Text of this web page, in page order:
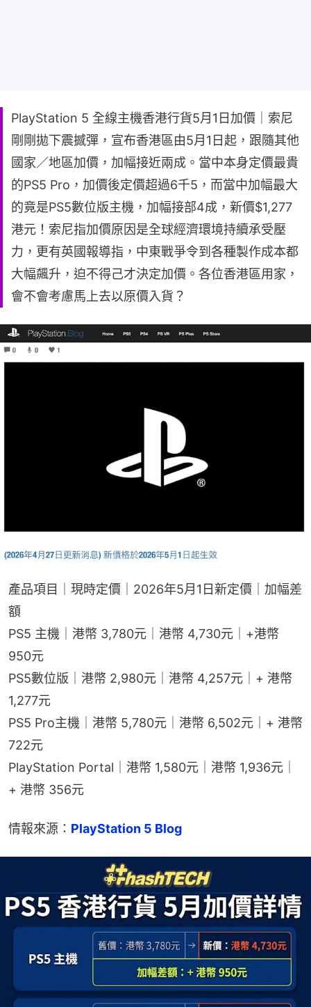
PlayStation 5 全線主機香港行貨5月1日加價｜索尼
剛剛拋下震撼彈，宣布香港區由5月1日起，跟隨其他
國家／地區加價，加幅接近兩成。當中本身定價最貴
的PS5 Pro，加價後定價超過6千5，而當中加幅最大
的竟是PS5數位版主機，加幅接部4成，新價$1,277
港元！索尼指加價原因是全球經濟環境持續承受壓
力，更有英國報導指，中東戰爭令到各種製作成本都
大幅飆升，迫不得己才決定加價。各位香港區用家，
會不會考慮馬上去以原價入貨？
產品項目｜現時定價｜2026年5月1日新定價｜加幅差
額
PS5 主機｜港幣 3,780元｜港幣 4,730元｜+港幣
950元
PS5數位版｜港幣 2,980元｜港幣 4,257元｜+ 港幣
1,277元
PS5 Pro主機｜港幣 5,780元｜港幣 6,502元｜+ 港幣
722元
PlayStation Portal｜港幣 1,580元｜港幣 1,936元｜
+ 港幣 356元
情報來源： PlayStation 5 Blog